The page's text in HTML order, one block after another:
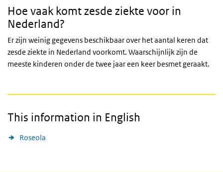
Hoe vaak komt zesde ziekte voor in
Nederland?
Er zijn weinig gegevens beschikbaar over het aantal keren dat
zesde ziekte in Nederland voorkomt. Waarschijnlijk zijn de
meeste kinderen onder de twee jaar een keer besmet geraakt.
This information in English
Roseola